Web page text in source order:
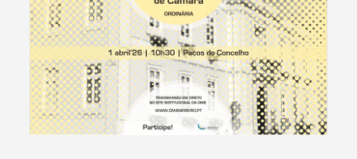
Filtro dos anos